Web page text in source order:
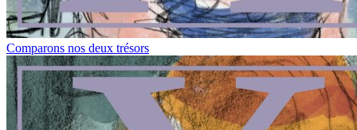
Comparons nos deux trésors